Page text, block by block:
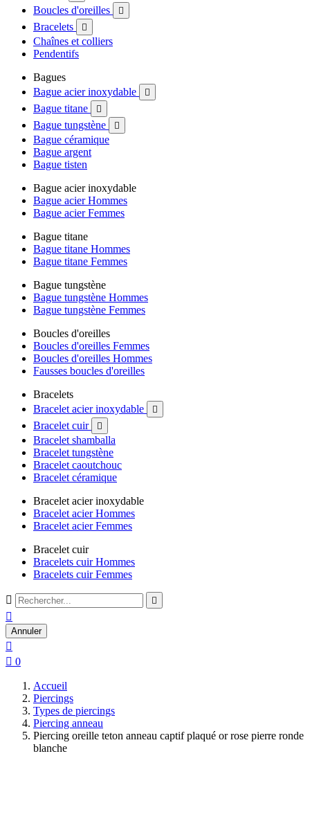
Boucles d'oreilles 
Bracelets 
Chaînes et colliers
Pendentifs
Bagues
Bague acier inoxydable

Bague titane 
Bague tungstène 
Bague céramique
Bague argent
Bague tisten
Bague acier inoxydable
Bague acier Hommes
Bague acier Femmes
Bague titane
Bague titane Hommes
Bague titane Femmes
Bague tungstène
Bague tungstène Hommes
Bague tungstène Femmes
Boucles d'oreilles
Boucles d'oreilles Femmes
Boucles d'oreilles Hommes
Fausses boucles d'oreilles
Bracelets
Bracelet acier inoxydable

Bracelet cuir 
Bracelet shamballa
Bracelet tungstène
Bracelet caoutchouc
Bracelet céramique
Bracelet acier inoxydable
Bracelet acier Hommes
Bracelet acier Femmes
Bracelet cuir
Bracelets cuir Hommes
Bracelets cuir Femmes
 

Annuler

 0
Accueil
Piercings
Types de piercings
Piercing anneau
Piercing oreille teton anneau captif plaqué or rose pierre ronde
blanche